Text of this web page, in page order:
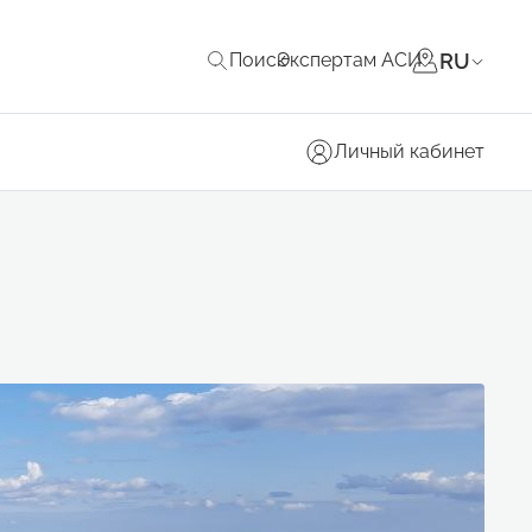
ПоискЭкспертам АСИ RU
Личный кабинет